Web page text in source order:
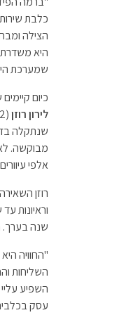
כלבת
הצילה
היא משדרת
שמערכת
כיום
לירון רוזן
שנתקלה
מבוקשה.
אלפי
רוזן
וראיונות
שנה בערך.
"החוויה
השליחות
השפיע
עסק